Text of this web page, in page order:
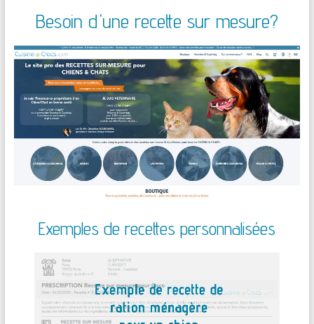
Besoin d'une recette sur mesure?
Exemples de recettes personnalisées